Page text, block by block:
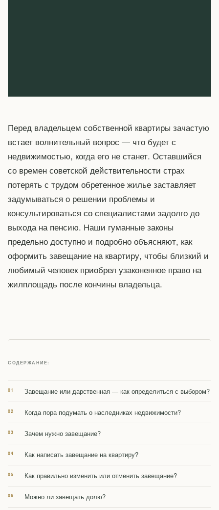
Перед владельцем собственной квартиры зачастую
встает волнительный вопрос — что будет с
недвижимостью, когда его не станет. Оставшийся
со времен советской действительности страх
потерять с трудом обретенное жилье заставляет
задумываться о решении проблемы и
консультироваться со специалистами задолго до
выхода на пенсию. Наши гуманные законы
предельно доступно и подробно объясняют, как
оформить завещание на квартиру, чтобы близкий и
любимый человек приобрел узаконенное право на
жилплощадь после кончины владельца.
СОДЕРЖАНИЕ:
Завещание или дарственная — как определиться с выбором?
Когда пора подумать о наследниках недвижимости?
Зачем нужно завещание?
Как написать завещание на квартиру?
Как правильно изменить или отменить завещание?
Можно ли завещать долю?